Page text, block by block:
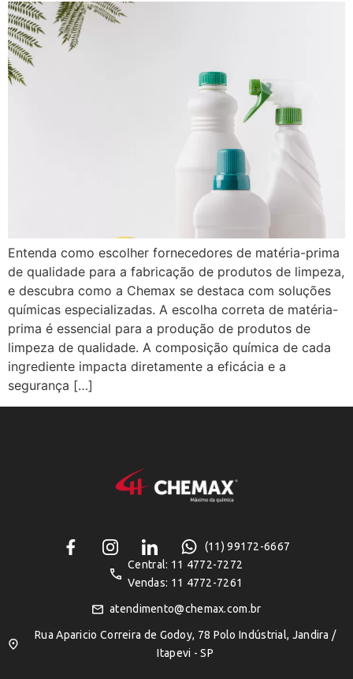
Entenda como escolher fornecedores de matéria-prima
de qualidade para a fabricação de produtos de limpeza,
e descubra como a Chemax se destaca com soluções
químicas especializadas. A escolha correta de matéria-
prima é essencial para a produção de produtos de
limpeza de qualidade. A composição química de cada
ingrediente impacta diretamente a eficácia e a
segurança […]
(11) 99172-6667
Central: 11 4772-7272
Vendas: 11 4772-7261
atendimento@chemax.com.br
Rua Aparicio Correira de Godoy, 78 Polo Indústrial, Jandira /
Itapevi - SP